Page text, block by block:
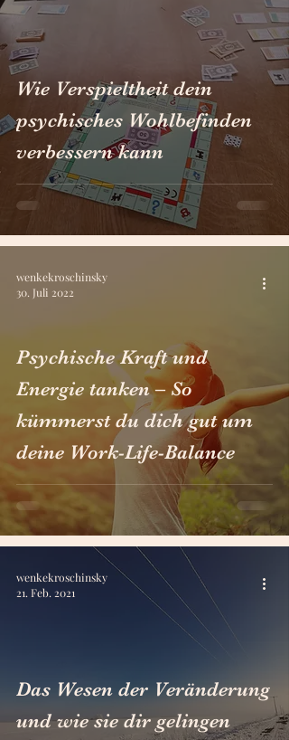
Wie Verspieltheit dein
psychisches Wohlbefinden
verbessern kann
Psychische Kraft und
Energie tanken – So
kümmerst du dich gut um
deine Work-Life-Balance
wenkekroschinsky
30. Juli 2022
Das Wesen der Veränderung
und wie sie dir gelingen
wenkekroschinsky
21. Feb. 2021